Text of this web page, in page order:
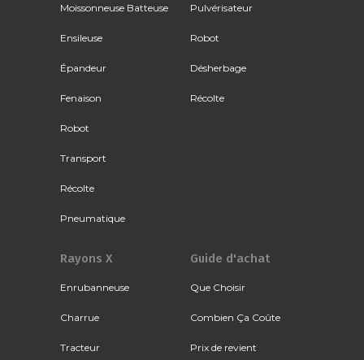
Moissonneuse Batteuse
Ensileuse
Épandeur
Fenaison
Robot
Transport
Récolte
Pneumatique
Pulvérisateur
Robot
Désherbage
Récolte
Rayons X
Enrubanneuse
Charrue
Tracteur
Guide d'achat
Que Choisir
Combien Ça Coûte
Prix de revient